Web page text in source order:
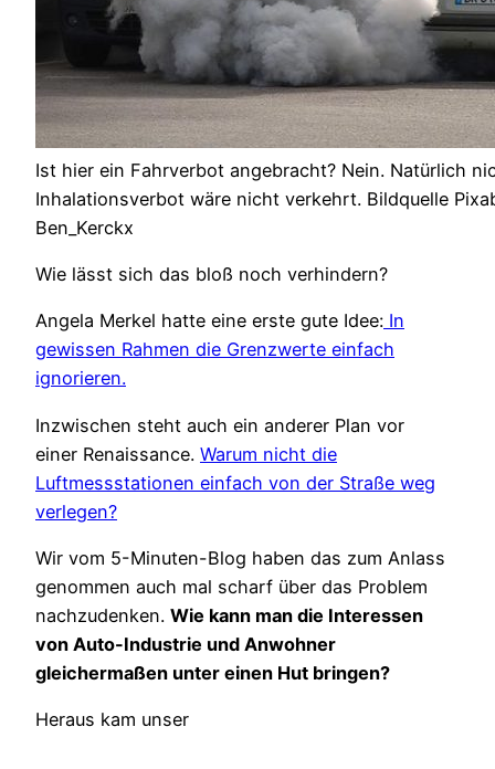
Ist hier ein Fahrverbot angebracht? Nein. Natürlich
Inhalationsverbot wäre nicht verkehrt. Bildquelle
Ben_Kerckx
Wie lässt sich das bloß noch verhindern?
Angela Merkel hatte eine erste gute Idee: In
gewissen Rahmen die Grenzwerte einfach
ignorieren.
Inzwischen steht auch ein anderer Plan vor
einer Renaissance. Warum nicht die
Luftmessstationen einfach von der Straße weg
verlegen?
Wir vom 5-Minuten-Blog haben das zum Anlass
genommen auch mal scharf über das Problem
nachzudenken. Wie kann man die Interessen
von Auto-Industrie und Anwohner
gleichermaßen unter einen Hut bringen?
Heraus kam unser